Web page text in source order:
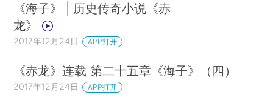
《海子》 | 历史传奇小说《赤
龙》
2017年12月24日 APP打开
《赤龙》连载 第二十五章《海子》（四）
2017年12月24日 APP打开